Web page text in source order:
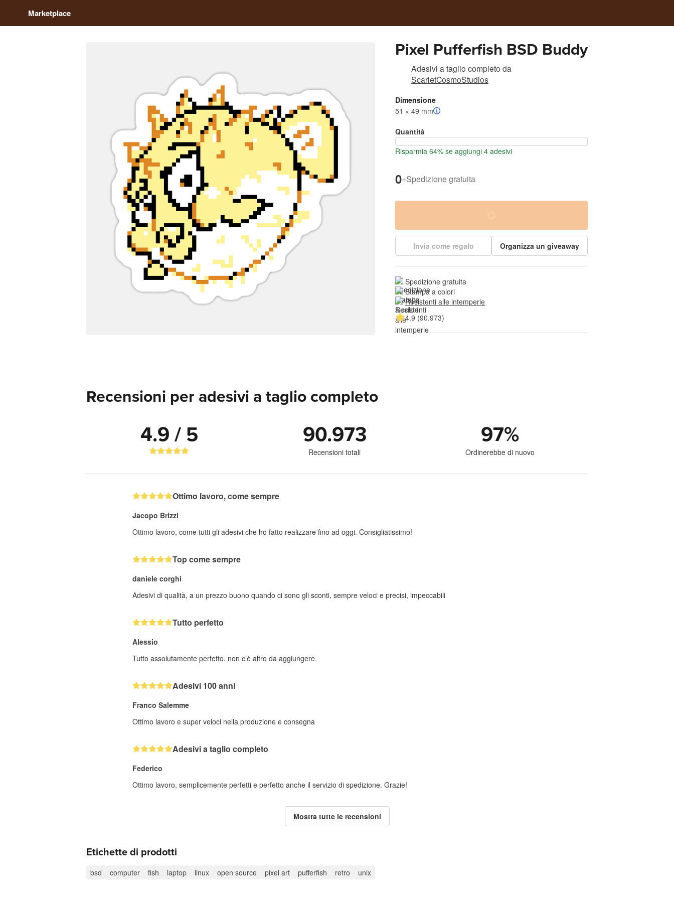
Marketplace
Pixel Pufferfish BSD Buddy
Adesivi a taglio completo da
ScarletCosmoStudios
Dimensione
51 × 49 mm
Quantità
Risparmia 64% se aggiungi 4 adesivi
0+Spedizione gratuita
Invia come regalo Organizza un giveaway
Spedizione gratuita
Stampa a colori
Resistenti alle intemperie
4.9 (90.973)
Recensioni per adesivi a taglio completo
4.9 / 5 90.973
Recensioni totali
97%
Ordinerebbe di nuovo
Ottimo lavoro, come sempre
Jacopo Brizzi
Ottimo lavoro, come tutti gli adesivi che ho fatto realizzare fino ad oggi. Consigliatissimo!
Top come sempre
daniele corghi
Adesivi di qualità, a un prezzo buono quando ci sono gli sconti, sempre veloci e precisi, impeccabili
Tutto perfetto
Alessio
Tutto assolutamente perfetto. non c’è altro da aggiungere.
Adesivi 100 anni
Franco Salemme
Ottimo lavoro e super veloci nella produzione e consegna
Adesivi a taglio completo
Federico
Ottimo lavoro, semplicemente perfetti e perfetto anche il servizio di spedizione. Grazie!
Mostra tutte le recensioni
Etichette di prodotti
bsd computer fish laptop linux open source pixel art pufferfish retro unix